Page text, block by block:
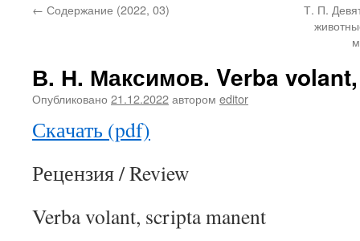
← Содержание (2022, 03)
Т. П.
В. Н. Максимов. Verba
Опубликовано 21.12.2022автором editor
Скачать (pdf)
Рецензия / Review
Verba volant, scripta manent